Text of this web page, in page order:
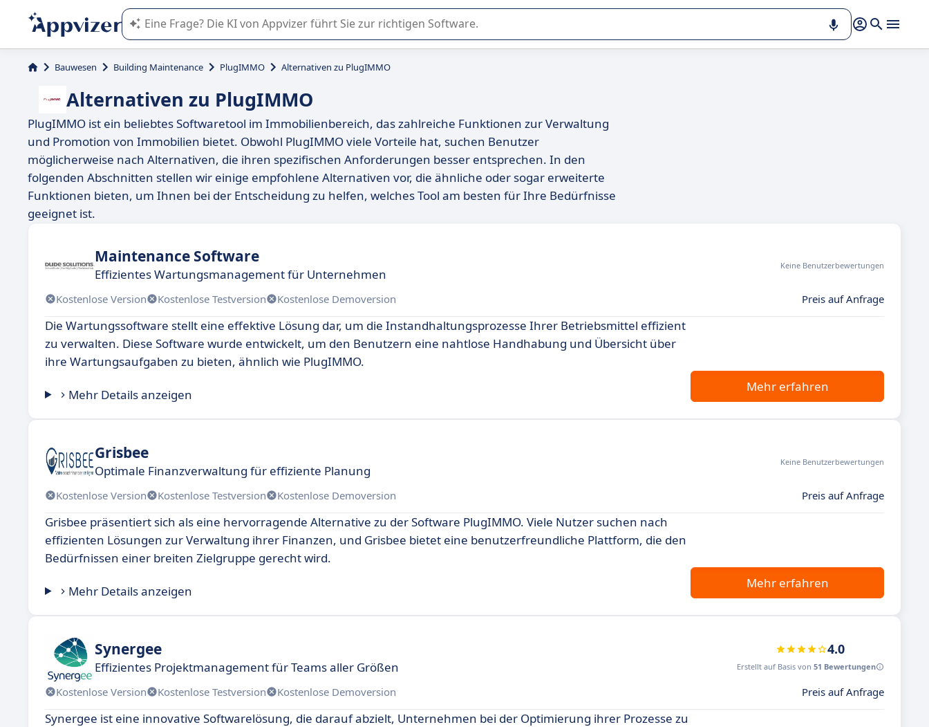
Die KI von Appvizer führt Sie bei der Nutzung oder Auswahl von SaaS-Software in Unternehmen.
Bauwesen Building Maintenance PlugIMMO Alternativen zu PlugIMMO
Alternativen zu PlugIMMO
PlugIMMO ist ein beliebtes Softwaretool im Immobilienbereich, das zahlreiche Funktionen zur Verwaltung
und Promotion von Immobilien bietet. Obwohl PlugIMMO viele Vorteile hat, suchen Benutzer
möglicherweise nach Alternativen, die ihren spezifischen Anforderungen besser entsprechen. In den
folgenden Abschnitten stellen wir einige empfohlene Alternativen vor, die ähnliche oder sogar erweiterte
Funktionen bieten, um Ihnen bei der Entscheidung zu helfen, welches Tool am besten für Ihre Bedürfnisse
geeignet ist.
Maintenance Software
Effizientes Wartungsmanagement für Unternehmen
Keine Benutzerbewertungen
Kostenlose Version Kostenlose Testversion Kostenlose Demoversion Preis auf Anfrage
Die Wartungssoftware stellt eine effektive Lösung dar, um die Instandhaltungsprozesse Ihrer Betriebsmittel effizient
zu verwalten. Diese Software wurde entwickelt, um den Benutzern eine nahtlose Handhabung und Übersicht über
ihre Wartungsaufgaben zu bieten, ähnlich wie PlugIMMO.
Mehr Details anzeigen
Mehr erfahren
Grisbee
Optimale Finanzverwaltung für effiziente Planung
Keine Benutzerbewertungen
Kostenlose Version Kostenlose Testversion Kostenlose Demoversion Preis auf Anfrage
Grisbee präsentiert sich als eine hervorragende Alternative zu der Software PlugIMMO. Viele Nutzer suchen nach
effizienten Lösungen zur Verwaltung ihrer Finanzen, und Grisbee bietet eine benutzerfreundliche Plattform, die den
Bedürfnissen einer breiten Zielgruppe gerecht wird.
Mehr Details anzeigen
Mehr erfahren
Synergee
Effizientes Projektmanagement für Teams aller Größen
4.0
Erstellt auf Basis von 51 Bewertungen
Kostenlose Version Kostenlose Testversion Kostenlose Demoversion Preis auf Anfrage
Synergee ist eine innovative Softwarelösung, die darauf abzielt, Unternehmen bei der Optimierung ihrer Prozesse zu